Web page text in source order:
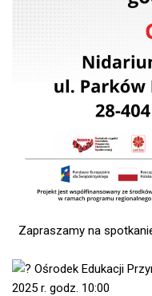
Zapraszamy na
Ośrodek Edukacji
2025 r. godz. 10:00